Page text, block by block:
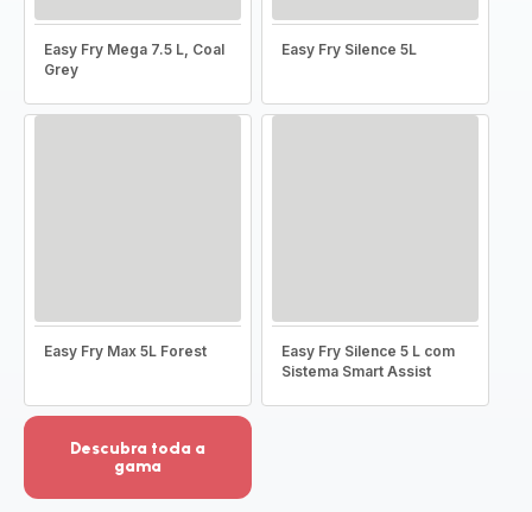
Easy Fry Mega 7.5 L, Coal
Grey
Easy Fry Silence 5L
Easy Fry Max 5L Forest
Easy Fry Silence 5 L com
Sistema Smart Assist
Descubra toda a
gama